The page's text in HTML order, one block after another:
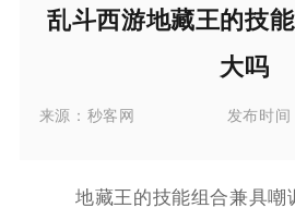
乱斗西游地藏王的技
大吗
来源： 秒客网 发布时间
地藏王的技能组合兼具嘲